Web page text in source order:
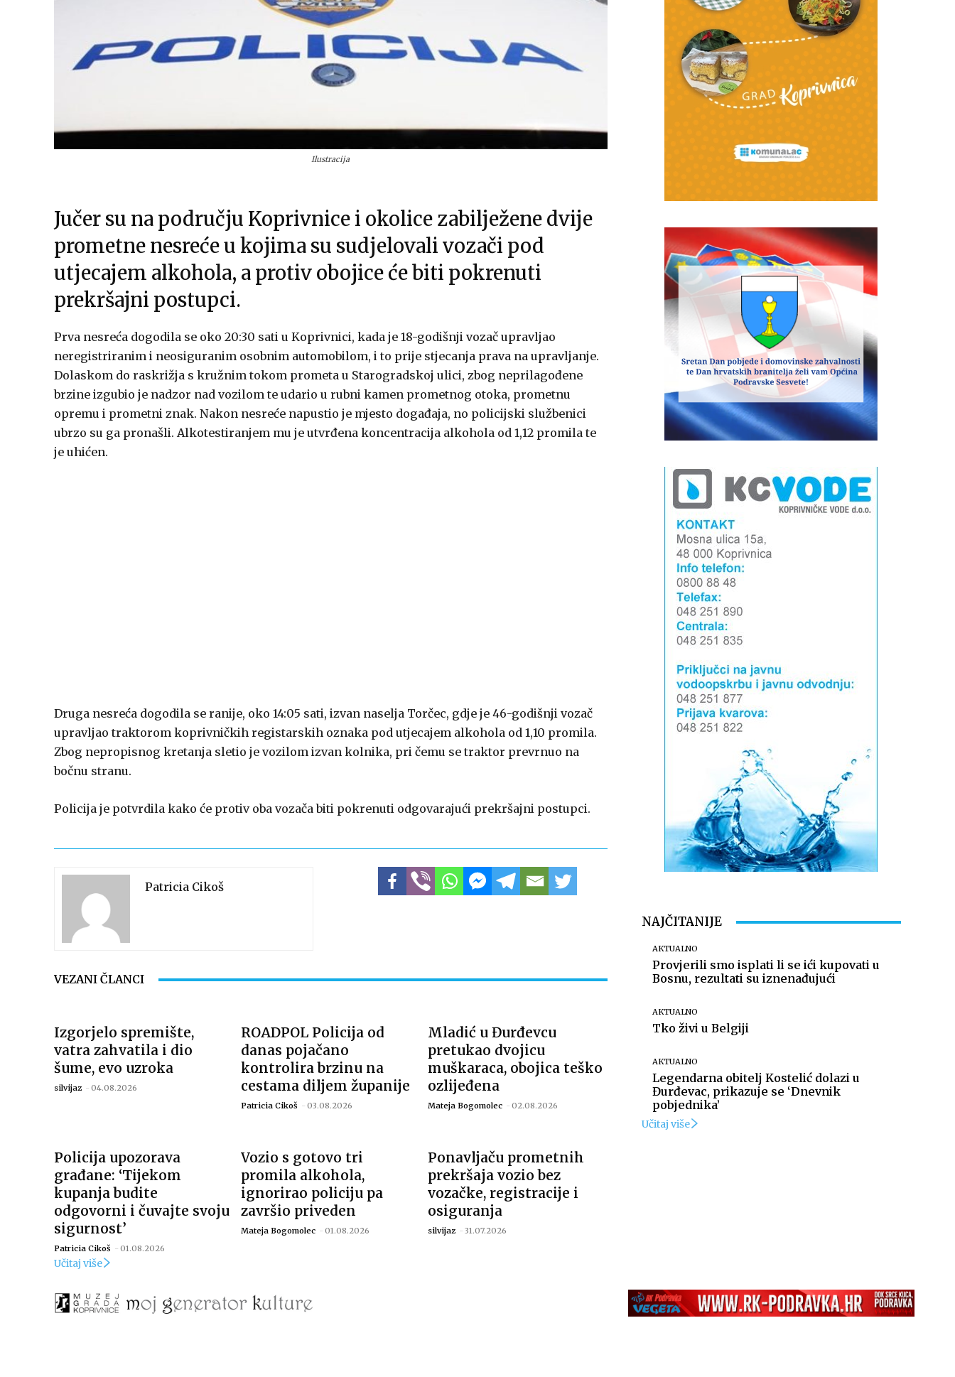
Ilustracija
Jučer su na području Koprivnice i okolice zabilježene dvije
prometne nesreće u kojima su sudjelovali vozači pod
utjecajem alkohola, a protiv obojice će biti pokrenuti
prekršajni postupci.
Prva nesreća dogodila se oko 20:30 sati u Koprivnici, kada je 18-godišnji vozač upravljao
neregistriranim i neosiguranim osobnim automobilom, i to prije stjecanja prava na upravljanje.
Dolaskom do raskrižja s kružnim tokom prometa u Starogradskoj ulici, zbog neprilagođene
brzine izgubio je nadzor nad vozilom te udario u rubni kamen prometnog otoka, prometnu
opremu i prometni znak. Nakon nesreće napustio je mjesto događaja, no policijski službenici
ubrzo su ga pronašli. Alkotestiranjem mu je utvrđena koncentracija alkohola od 1,12 promila te
je uhićen.
Druga nesreća dogodila se ranije, oko 14:05 sati, izvan naselja Torčec, gdje je 46-godišnji vozač
upravljao traktorom koprivničkih registarskih oznaka pod utjecajem alkohola od 1,10 promila.
Zbog nepropisnog kretanja sletio je vozilom izvan kolnika, pri čemu se traktor prevrnuo na
bočnu stranu.
Policija je potvrdila kako će protiv oba vozača biti pokrenuti odgovarajući prekršajni postupci.
Patricia Cikoš
VEZANI ČLANCI
Izgorjelo spremište,
vatra zahvatila i dio
šume, evo uzroka
silvijaz - 04.08.2026
ROADPOL Policija od
danas pojačano
kontrolira brzinu na
cestama diljem županije
Patricia Cikoš - 03.08.2026
Mladić u Đurđevcu
pretukao dvojicu
muškaraca, obojica teško
ozlijeđena
Mateja Bogomolec - 02.08.2026
Policija upozorava
građane: ‘Tijekom
kupanja budite
odgovorni i čuvajte svoju
sigurnost’
Patricia Cikoš - 01.08.2026
Vozio s gotovo tri
promila alkohola,
ignorirao policiju pa
završio priveden
Mateja Bogomolec - 01.08.2026
Ponavljaču prometnih
prekršaja vozio bez
vozačke, registracije i
osiguranja
silvijaz - 31.07.2026
Učitaj više
NAJČITANIJE
AKTUALNO
Provjerili smo isplati li se ići kupovati u
Bosnu, rezultati su iznenađujući
AKTUALNO
Tko živi u Belgiji
AKTUALNO
Legendarna obitelj Kostelić dolazi u
Đurđevac, prikazuje se ‘Dnevnik
pobjednika’
Učitaj više